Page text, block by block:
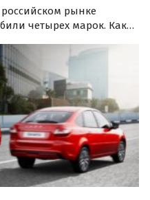
рынке
четырех марок. Какие
ходе регулярного
в России